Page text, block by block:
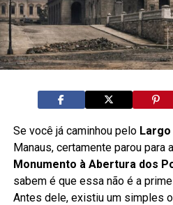
Se você já caminhou peloLargo
Manaus, certamente parou para
Monumento à Abertura dos
sabem é que essa não é a
Antes dele, existiu um simples